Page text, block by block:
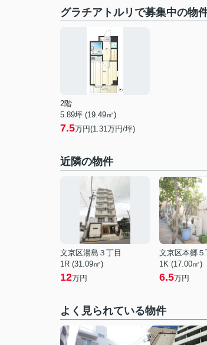
グラチアトルリで募集中の物
2階
5.89坪 (19.49㎡)
7.5万円(1.31万円/坪)
近隣の物件
文京区湯島３丁目
1R (31.09㎡)
12万円
文京区本郷５
1K (17.00㎡)
6.5万円
よく見られている物件